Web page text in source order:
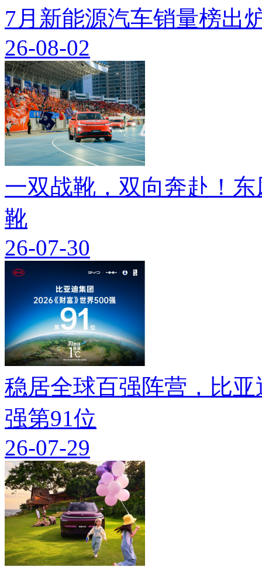
7月新能源汽车销量榜出
26-08-02
一双战靴，双向奔赴！
靴
26-07-30
稳居全球百强阵营，比
强第91位
26-07-29